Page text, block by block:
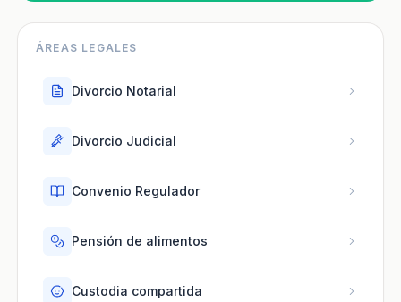
ÁREAS LEGALES
Divorcio Notarial
Divorcio Judicial
Convenio Regulador
Pensión de alimentos
Custodia compartida